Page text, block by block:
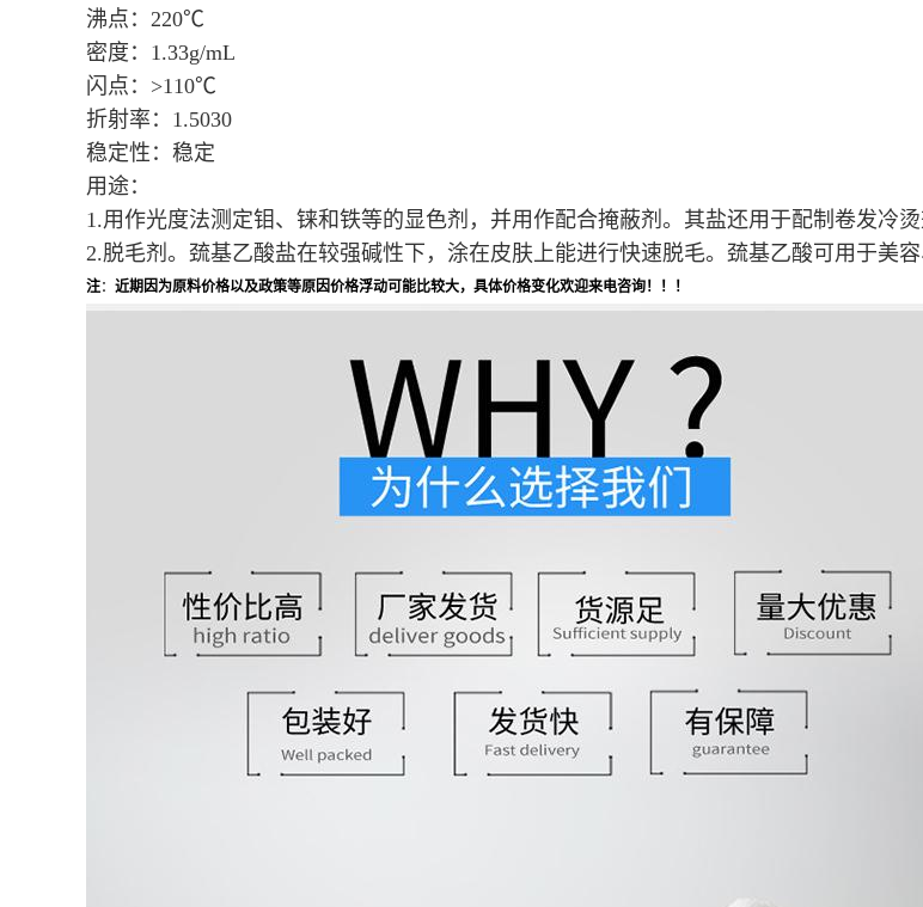
沸点： 220℃
密度： 1.33g/mL
闪点： >110℃
折射率： 1.5030
稳定性：稳定
用途：
1.用作光度法测定钼、铼和铁等的显色剂，并用作配合掩蔽剂。其盐还用于配制卷发冷烫
2.脱毛剂。巯基乙酸盐在较强碱性下，涂在皮肤上能进行快速脱毛。巯基乙酸可用于美
注： 近期因为原料价格以及政策等原因价格浮动可能比较大，具体价格变化欢迎来电咨询！！！